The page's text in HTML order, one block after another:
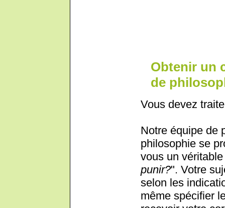
Obtenir un
de
Vous devez
Notre équipe de
philosophie se
vous un
punir?". Votre
selon les
même spécifier